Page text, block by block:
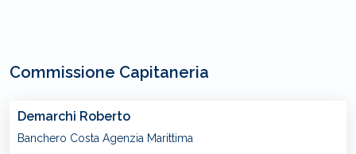
Commissione Capitaneria
Demarchi Roberto
Banchero Costa Agenzia Marittima